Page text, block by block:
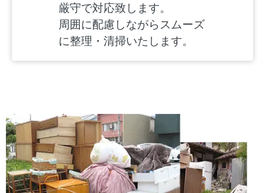
厳守で対応致します。
周囲に配慮しながらスムーズ
に整理・清掃いたします。